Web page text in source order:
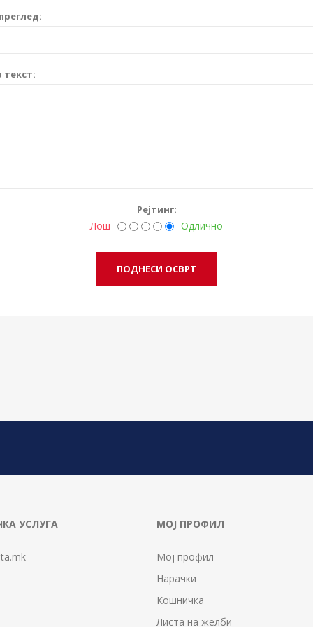
текст:
Рејтинг:
Лош Одлично
УСЛУГА МОЈ ПРОФИЛ
Мој профил
Нарачки
Кошничка
Листа на желби